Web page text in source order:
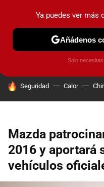
PRUEBAS COCHES
HOY SE HABLA DE
Seguridad Calor
Mazda
2016 y aportará
vehículos
Ya puedes ver más
Añádenos
Solo